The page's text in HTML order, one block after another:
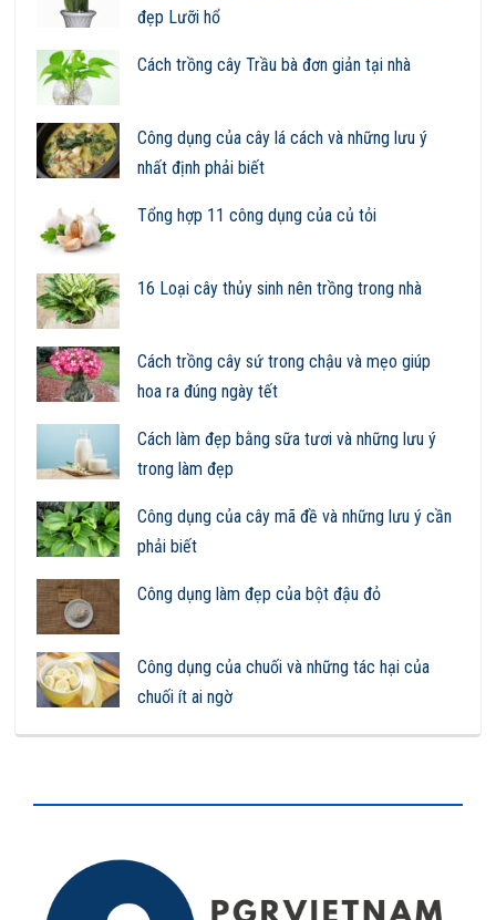
đẹp Lưỡi hổ
Cách trồng cây Trầu bà đơn giản tại nhà
Công dụng của cây lá cách và những lưu ý
nhất định phải biết
Tổng hợp 11 công dụng của củ tỏi
16 Loại cây thủy sinh nên trồng trong nhà
Cách trồng cây sứ trong chậu và mẹo giúp
hoa ra đúng ngày tết
Cách làm đẹp bằng sữa tươi và những lưu ý
trong làm đẹp
Công dụng của cây mã đề và những lưu ý cần
phải biết
Công dụng làm đẹp của bột đậu đỏ
Công dụng của chuối và những tác hại của
chuối ít ai ngờ